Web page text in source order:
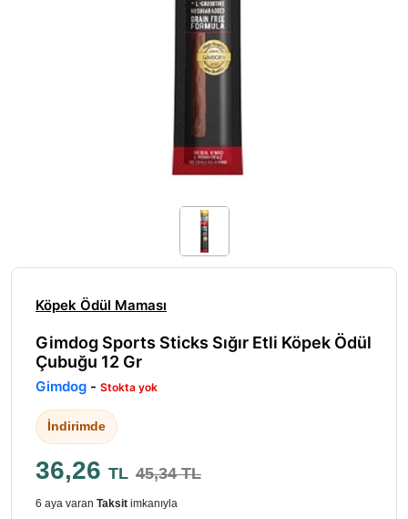
Köpek Ödül Maması
Gimdog Sports Sticks Sığır Etli Köpek Ödül
Çubuğu 12 Gr
Gimdog - Stokta yok
İndirimde
36,26 TL 45,34 TL
6 aya varan Taksit imkanıyla